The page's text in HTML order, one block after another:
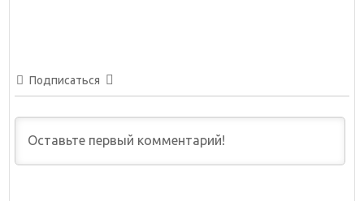
Подписаться